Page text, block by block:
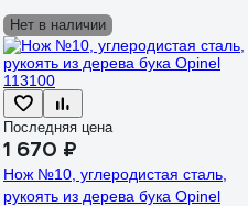
Нет в наличии
Последняя цена
1 670 ₽
Нож №10, углеродистая сталь,
рукоять из дерева бука Opinel